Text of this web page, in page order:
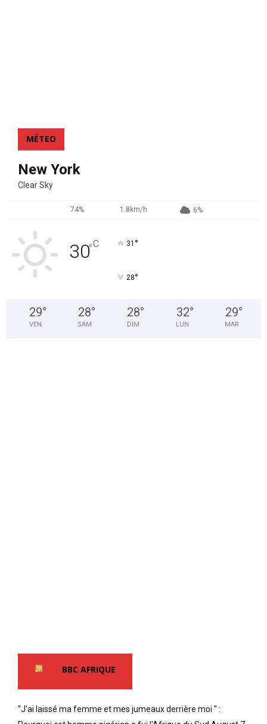
MÉTEO
New York
Clear Sky
74% 1.8km/h 6%
30°C 31 °
28°
29°
VEN
28°
SAM
28°
DIM
32°
LUN
29°
MAR
BBC AFRIQUE
''J'ai laissé ma femme et mes jumeaux derrière moi '' :